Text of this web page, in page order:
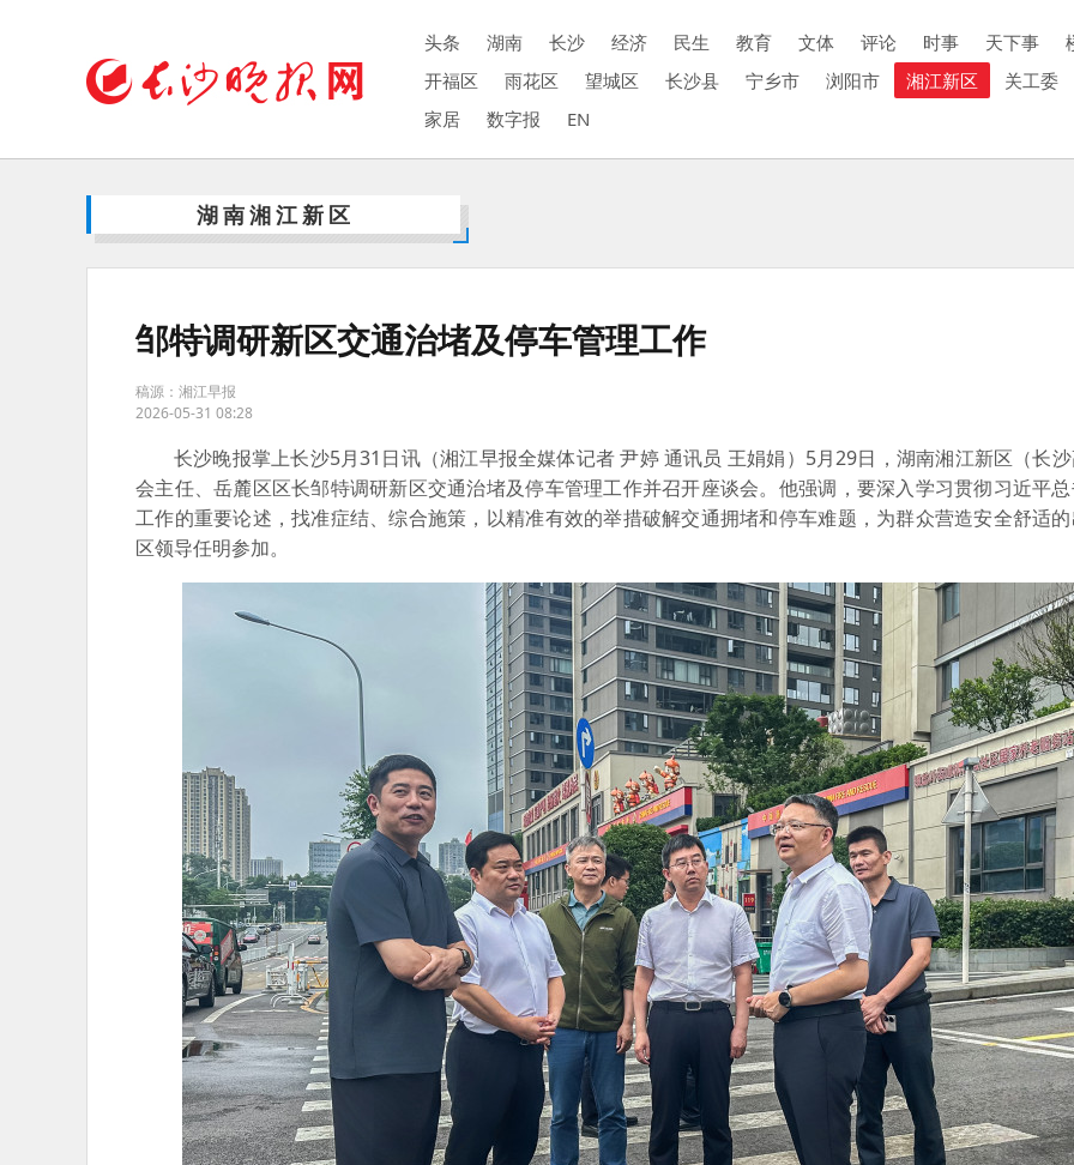
头条 湖南 长沙 经济 民生 教育 文体 评论 时事 天下事
开福区
雨花区 望城区 长沙县 宁乡市 浏阳市 湘江新区
关工委
家居
数字报 EN
湖南湘江新区
邹特调研新区交通治堵及停车管理工作
稿源：湘江早报
2026-05-31 08:28
长沙晚报掌上长沙5月31日讯（湘江早报全媒体记者 尹婷 通讯员 王娟娟）5月29日，湖南湘江新区（长
会主任、岳麓区区长邹特调研新区交通治堵及停车管理工作并召开座谈会。他强调，要深入学习贯彻习近平
工作的重要论述，找准症结、综合施策，以精准有效的举措破解交通拥堵和停车难题，为群众营造安全舒适
区领导任明参加。